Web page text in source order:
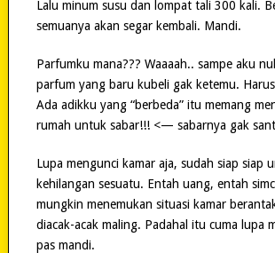
Lalu minum susu dan lompat tali 300 kali.
semuanya akan segar kembali. Mandi.
Parfumku mana??? Waaaah.. sampe aku
parfum yang baru kubeli gak ketemu.
Ada adikku yang “berbeda” itu memang
rumah untuk sabar!!! <— sabarnya gak
Lupa mengunci kamar aja, sudah siap siap
kehilangan sesuatu. Entah uang, entah
mungkin menemukan situasi kamar
diacak-acak maling. Padahal itu cuma lupa
pas mandi.